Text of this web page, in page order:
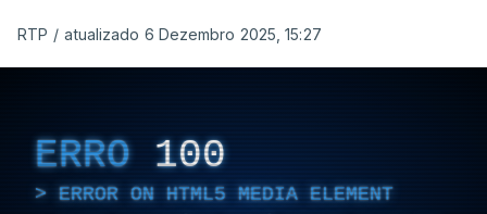
RTP / atualizado 6 Dezembro 2025, 15:27
ERRO 100
ERROR ON HTML5 MEDIA ELEMENT